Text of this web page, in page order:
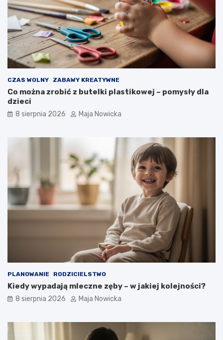
CZAS WOLNY ZABAWY KREATYWNE
Co można zrobić z butelki plastikowej – pomysły dla
dzieci
8 sierpnia 2026 Maja Nowicka
PLANOWANIE RODZICIELSTWO
Kiedy wypadają mleczne zęby – w jakiej kolejności?
8 sierpnia 2026 Maja Nowicka